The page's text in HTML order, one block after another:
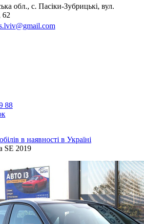
обл., с. Пасіки-Зубрицькі, вул.
62
88
в наявності в Україні
SE 2019